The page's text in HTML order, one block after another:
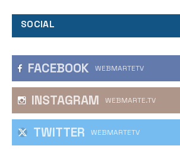
SOCIAL
FACEBOOK WEBMARTETV
INSTAGRAM WEBMARTE.TV
TWITTER WEBMARTETV